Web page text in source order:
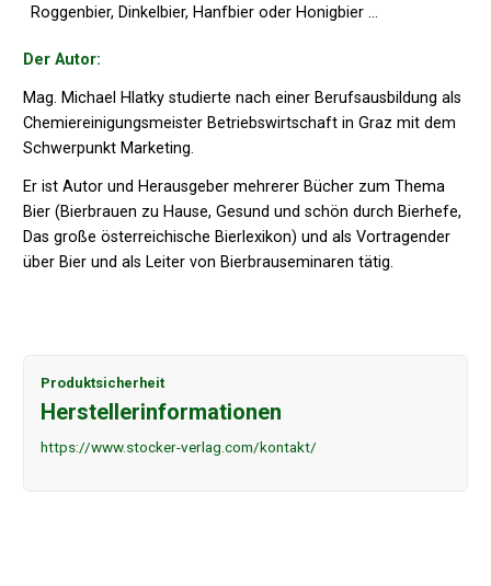
Roggenbier, Dinkelbier, Hanfbier oder Honigbier …
Der Autor:
Mag. Michael Hlatky studierte nach einer Berufsausbildung als
Chemiereinigungsmeister Betriebswirtschaft in Graz mit dem
Schwerpunkt Marketing.
Er ist Autor und Herausgeber mehrerer Bücher zum Thema
Bier (Bierbrauen zu Hause, Gesund und schön durch Bierhefe,
Das große österreichische Bierlexikon) und als Vortragender
über Bier und als Leiter von Bierbrauseminaren tätig.
Produktsicherheit
Herstellerinformationen
https://www.stocker-verlag.com/kontakt/